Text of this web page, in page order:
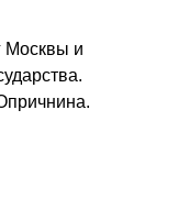
Москвы и